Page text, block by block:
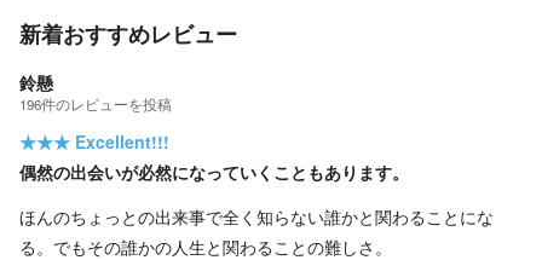
新着おすすめレビュー
鈴懸
196件のレビューを投稿
★★★ Excellent!!!
偶然の出会いが必然になっていくこともあります。
ほんのちょっとの出来事で全く知らない誰かと関わることにな
る。でもその誰かの人生と関わることの難しさ。